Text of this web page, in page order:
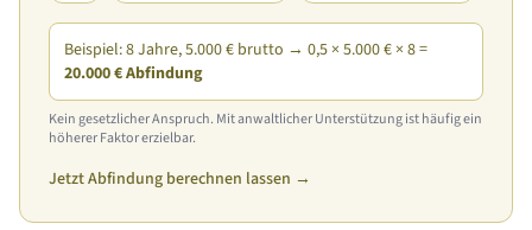
Beispiel: 8 Jahre, 5.000 € brutto → 0,5 × 5.000 € × 8 =
20.000 € Abfindung
Kein gesetzlicher Anspruch. Mit anwaltlicher Unterstützung ist häufig ein
höherer Faktor erzielbar.
Jetzt Abfindung berechnen lassen →